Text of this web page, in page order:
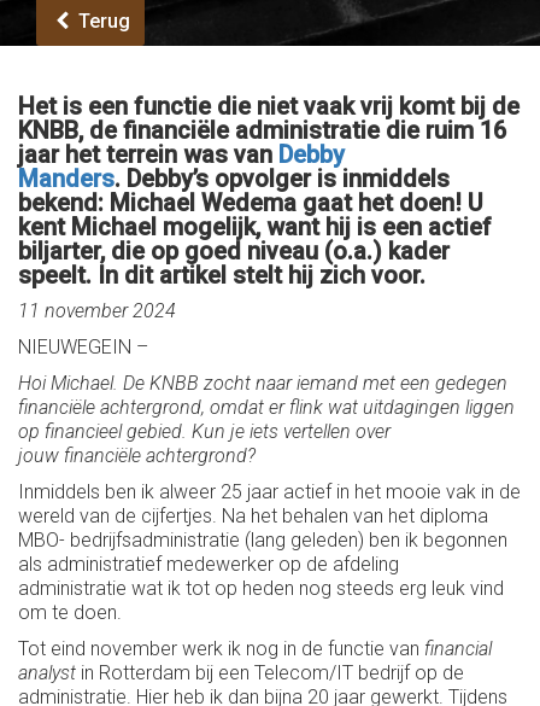
Terug
Het is een functie die niet vaak vrij komt bij de
KNBB, de financiële administratie die ruim 16
jaar het terrein was van Debby
Manders. Debby’s opvolger is inmiddels
bekend: Michael Wedema gaat het doen! U
kent Michael mogelijk, want hij is een actief
biljarter, die op goed niveau (o.a.) kader
speelt. In dit artikel stelt hij zich voor.
11 november 2024
NIEUWEGEIN –
Hoi Michael. De KNBB zocht naar iemand met een gedegen
financiële achtergrond, omdat er flink wat uitdagingen liggen
op financieel gebied. Kun je iets vertellen over
jouw financiële achtergrond?
Inmiddels ben ik alweer 25 jaar actief in het mooie vak in de
wereld van de cijfertjes. Na het behalen van het diploma
MBO- bedrijfsadministratie (lang geleden) ben ik begonnen
als administratief medewerker op de afdeling
administratie wat ik tot op heden nog steeds erg leuk vind
om te doen.
Tot eind november werk ik nog in de functie van financial
analyst in Rotterdam bij een Telecom/IT bedrijf op de
administratie. Hier heb ik dan bijna 20 jaar gewerkt. Tijdens